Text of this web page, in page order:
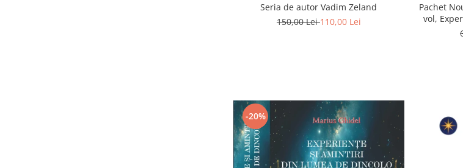
Seria de autor Vadim Zeland
150,00 Lei110,00 Lei
Pachet
vol,
-20%